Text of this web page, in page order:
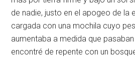
de nadie, justo en el apogeo de la
cargada con una mochila cuyo
aumentaba a medida que
encontré de repente con un